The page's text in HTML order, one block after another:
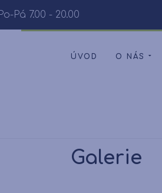
Pá 7.00 - 20.00
ÚVOD O NÁS
Galerie